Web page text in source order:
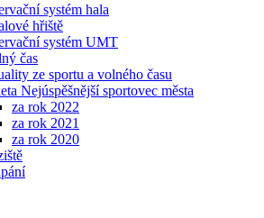
systém hala
hřiště
systém UMT
čas
ze sportu a volného času
Nejúspěšnější sportovec města
za rok 2022
za rok 2021
za rok 2020